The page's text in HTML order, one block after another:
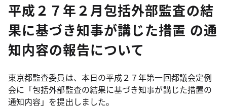
平成２７年２月包括外部監査の結
果に基づき知事が講じた措置 の通
知内容の報告について
東京都監査委員は、本日の平成２７年第一回都議会定例
会に「包括外部監査の結果に基づき知事が講じた措置の
通知内容」を提出しました。